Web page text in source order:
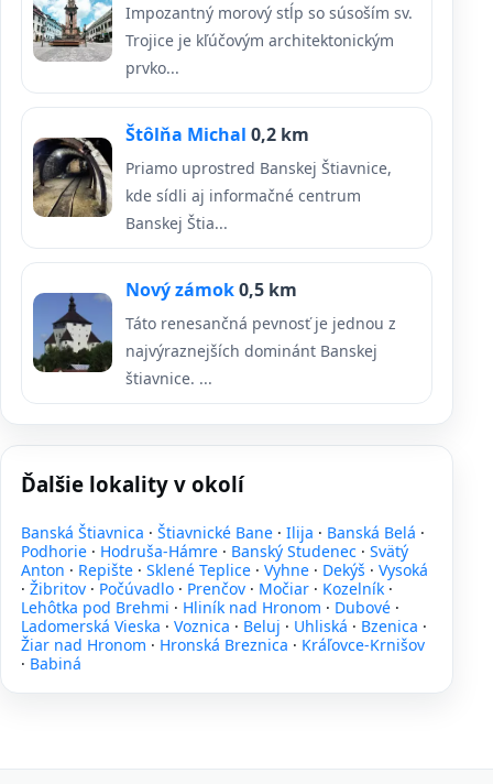
Impozantný morový stĺp so súsoším sv.
Trojice je kľúčovým architektonickým
prvko...
Štôlňa Michal 0,2 km
Priamo uprostred Banskej Štiavnice,
kde sídli aj informačné centrum
Banskej Štia...
Nový zámok0,5 km
Táto renesančná pevnosť je jednou z
najvýraznejších dominánt Banskej
štiavnice. ...
Ďalšie lokality v okolí
Banská Štiavnica · Štiavnické Bane · Ilija · Banská Belá ·
Podhorie · Hodruša-Hámre · Banský Studenec · Svätý
Anton · Repište · Sklené Teplice · Vyhne · Dekýš · Vysoká
· Žibritov · Počúvadlo · Prenčov · Močiar · Kozelník ·
Lehôtka pod Brehmi · Hliník nad Hronom · Dubové ·
Ladomerská Vieska · Voznica · Beluj · Uhliská · Bzenica ·
Žiar nad Hronom · Hronská Breznica · Kráľovce-Krnišov
· Babiná